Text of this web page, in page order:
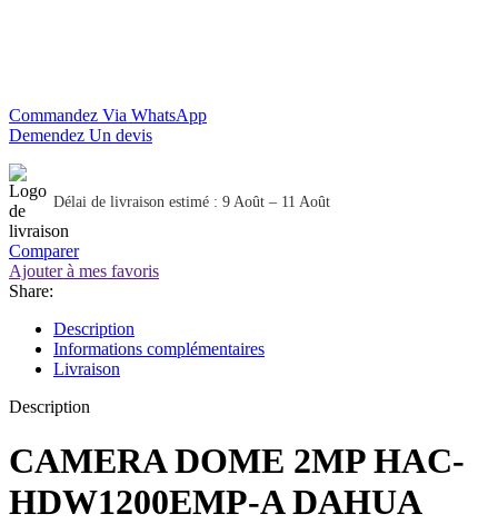
Commandez Via WhatsApp
Demendez Un devis
Délai de livraison estimé : 9 Août – 11 Août
Comparer
Ajouter à mes favoris
Share:
Description
Informations complémentaires
Livraison
Description
CAMERA DOME 2MP HAC-
HDW1200EMP-A DAHUA